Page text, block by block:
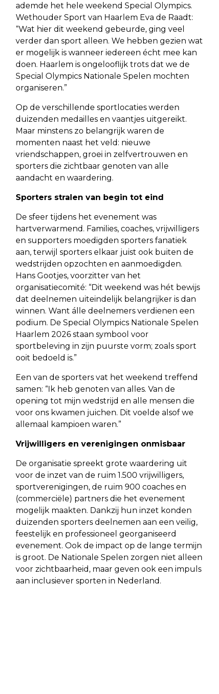
ademde het hele weekend Special Olympics.
Wethouder Sport van Haarlem Eva de Raadt:
“Wat hier dit weekend gebeurde, ging veel
verder dan sport alleen. We hebben gezien wat
er mogelijk is wanneer iedereen écht mee kan
doen. Haarlem is ongelooflijk trots dat we de
Special Olympics Nationale Spelen mochten
organiseren.”
Op de verschillende sportlocaties werden
duizenden medailles en vaantjes uitgereikt.
Maar minstens zo belangrijk waren de
momenten naast het veld: nieuwe
vriendschappen, groei in zelfvertrouwen en
sporters die zichtbaar genoten van alle
aandacht en waardering.
Sporters stralen van begin tot eind
De sfeer tijdens het evenement was
hartverwarmend. Families, coaches, vrijwilligers
en supporters moedigden sporters fanatiek
aan, terwijl sporters elkaar juist ook buiten de
wedstrijden opzochten en aanmoedigden.
Hans Gootjes, voorzitter van het
organisatiecomité: “Dit weekend was hét bewijs
dat deelnemen uiteindelijk belangrijker is dan
winnen. Want álle deelnemers verdienen een
podium. De Special Olympics Nationale Spelen
Haarlem 2026 staan symbool voor
sportbeleving in zijn puurste vorm; zoals sport
ooit bedoeld is.”
Een van de sporters vat het weekend treffend
samen: “Ik heb genoten van alles. Van de
opening tot mijn wedstrijd en alle mensen die
voor ons kwamen juichen. Dit voelde alsof we
allemaal kampioen waren.”
Vrijwilligers en verenigingen onmisbaar
De organisatie spreekt grote waardering uit
voor de inzet van de ruim 1.500 vrijwilligers,
sportverenigingen, de ruim 900 coaches en
(commerciële) partners die het evenement
mogelijk maakten. Dankzij hun inzet konden
duizenden sporters deelnemen aan een veilig,
feestelijk en professioneel georganiseerd
evenement. Ook de impact op de lange termijn
is groot. De Nationale Spelen zorgen niet alleen
voor zichtbaarheid, maar geven ook een impuls
aan inclusiever sporten in Nederland.